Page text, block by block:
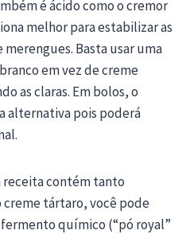
é ácido como o cremor
melhor para estabilizar as
Basta usar uma
em vez de creme
as claras. Em bolos, o
alternativa pois poderá
receita contém tanto
tártaro, você pode
químico (“pó royal”